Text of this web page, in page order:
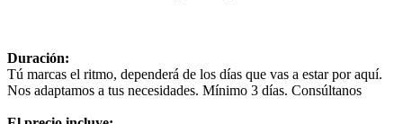
Duración:
Tú marcas el ritmo, dependerá de los días que vas a estar por aquí.
Nos adaptamos a tus necesidades. Mínimo 3 días. Consúltanos